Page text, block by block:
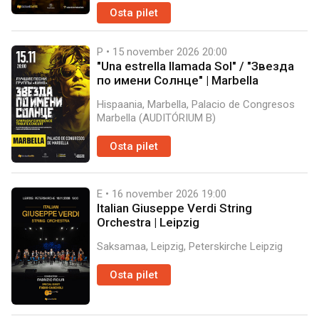
Osta pilet
P • 15 november 2026 20:00
"Una estrella llamada Sol" / "Звезда
по имени Солнце" | Marbella
Hispaania, Marbella, Palacio de Congresos
Marbella (AUDITÓRIUM B)
Osta pilet
E • 16 november 2026 19:00
Italian Giuseppe Verdi String
Orchestra | Leipzig
Saksamaa, Leipzig, Peterskirche Leipzig
Osta pilet